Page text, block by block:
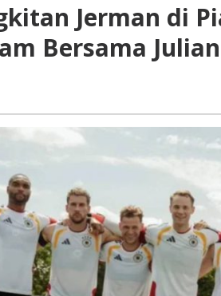
di
Piala
Dunia
Jerman di
Bersama